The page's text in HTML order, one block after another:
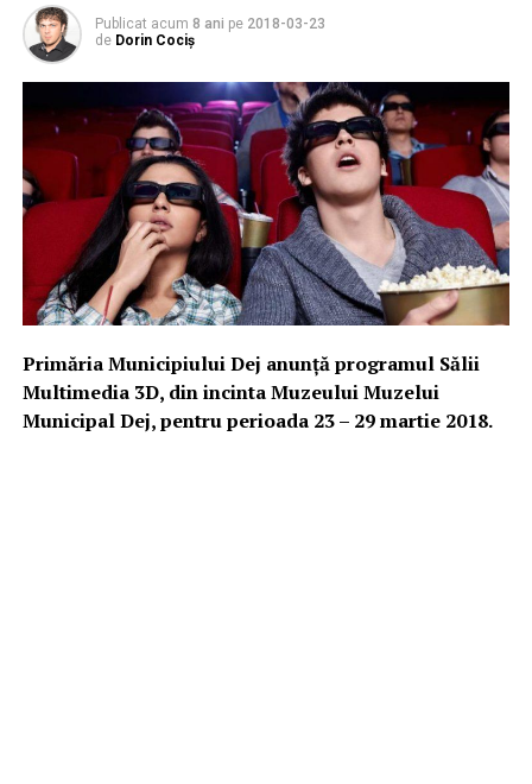
Publicat acum 8 ani pe 2018-03-23
de Dorin Cociș
Primăria Municipiului Dej anunță programul Sălii
Multimedia 3D, din incinta Muzeului Muzelui
Municipal Dej, pentru perioada 23 – 29 martie 2018.